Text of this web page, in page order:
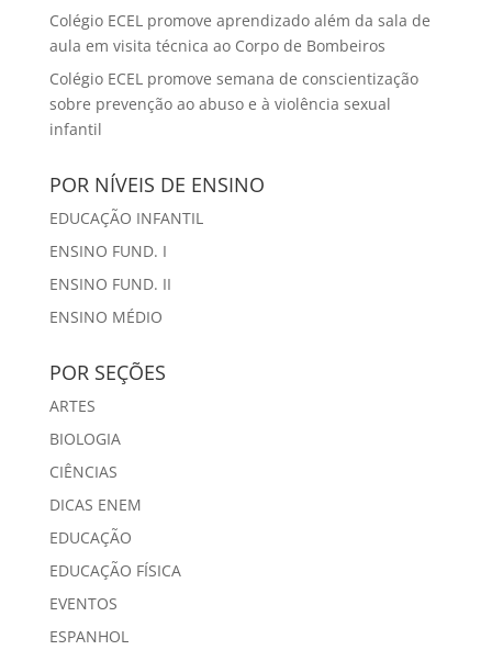
Colégio ECEL promove aprendizado além da sala de
aula em visita técnica ao Corpo de Bombeiros
Colégio ECEL promove semana de conscientização
sobre prevenção ao abuso e à violência sexual
infantil
POR NÍVEIS DE ENSINO
EDUCAÇÃO INFANTIL
ENSINO FUND. I
ENSINO FUND. II
ENSINO MÉDIO
POR SEÇÕES
ARTES
BIOLOGIA
CIÊNCIAS
DICAS ENEM
EDUCAÇÃO
EDUCAÇÃO FÍSICA
EVENTOS
ESPANHOL